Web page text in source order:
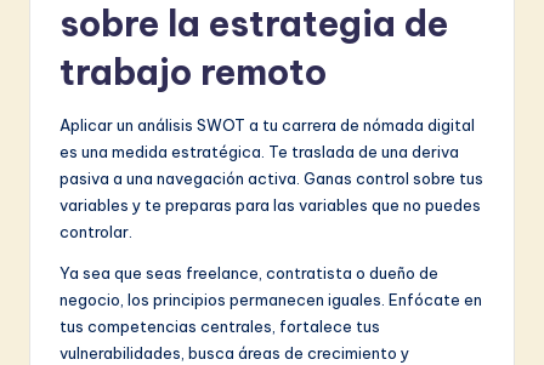
sobre la estrategia de
trabajo remoto
Aplicar un análisis SWOT a tu carrera de nómada digital
es una medida estratégica. Te traslada de una deriva
pasiva a una navegación activa. Ganas control sobre tus
variables y te preparas para las variables que no puedes
controlar.
Ya sea que seas freelance, contratista o dueño de
negocio, los principios permanecen iguales. Enfócate en
tus competencias centrales, fortalece tus
vulnerabilidades, busca áreas de crecimiento y